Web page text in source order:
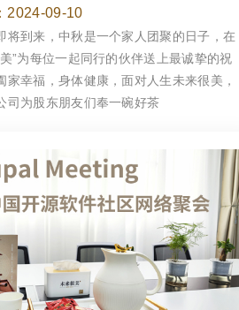
2024-09-10
将到来，中秋是一个家人团聚的日子，在
”为每位一起同行的伙伴送上最诚挚的祝
家幸福，身体健康，面对人生未来很美，
司为股东朋友们奉一碗好茶